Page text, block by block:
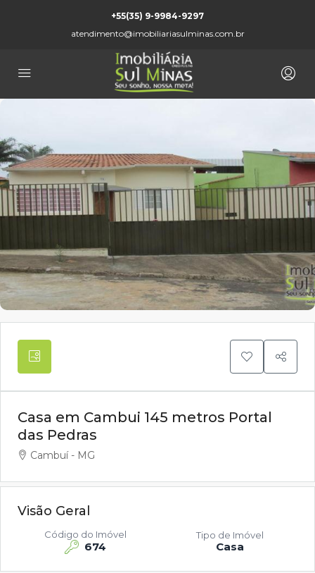
+55(35) 9-9984-9297
atendimento@imobiliariasulminas.com.br
Casa em Cambui 145 metros Portal
das Pedras
Cambuí - MG
Visão Geral
674
Código do Imóvel
Casa
Tipo de Imóvel